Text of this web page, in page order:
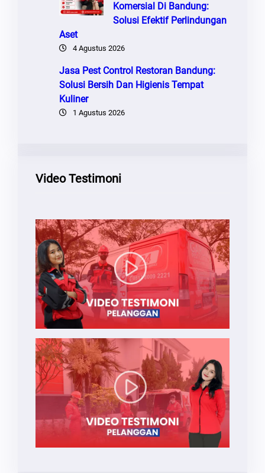
Komersial Di Bandung:
Solusi Efektif Perlindungan
Aset
4 Agustus 2026
Jasa Pest Control Restoran Bandung:
Solusi Bersih Dan Higienis Tempat
Kuliner
1 Agustus 2026
Video Testimoni